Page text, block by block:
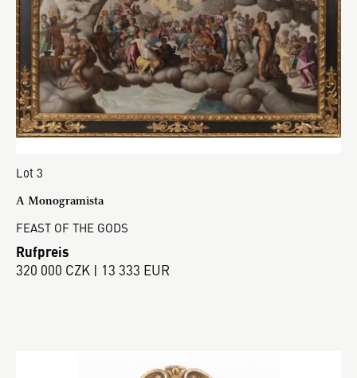
Lot 3
A Monogramista
FEAST OF THE GODS
Rufpreis
320 000 CZK | 13 333 EUR